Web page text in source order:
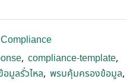
, compliance-template,
อมูลรั่วไหล, พรบคุ้มครองข้อมูล,